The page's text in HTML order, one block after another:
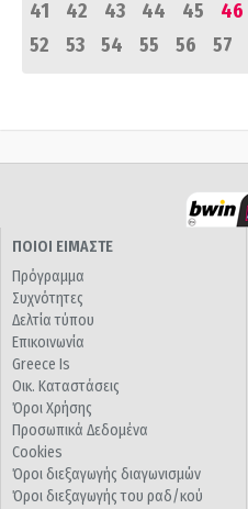
41
42 43 44 45 46
52
53 54 55 56 57
ΠΟΙΟΙ ΕΙΜΑΣΤΕ
Πρόγραμμα
Συχνότητες
Δελτία τύπου
Επικοινωνία
Greece Is
Οικ. Καταστάσεις
Όροι Χρήσης
Προσωπικά Δεδομένα
Cookies
Όροι διεξαγωγής διαγωνισμών
Όροι διεξαγωγής του ραδ/κού